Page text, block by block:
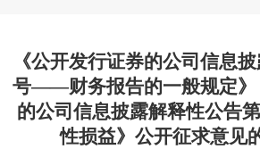
《公开发行证券的公司信息
号——财务报告的一般规定》
的公司信息披露解释性公告
性损益》公开征求意见